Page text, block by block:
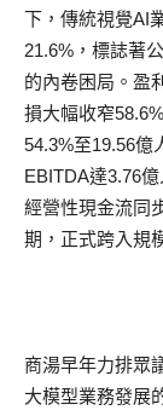
下，傳統視覺AI
21.6%，標誌著
的內卷困局。盈
損大幅收窄
54.3%至19.56億
EBITDA達3.76
經營性現金流同
期，正式跨入規
商湯早年力排眾
大模型業務發展